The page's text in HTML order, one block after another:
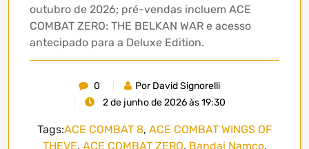
outubro de 2026; pré-vendas incluem ACE
COMBAT ZERO: THE BELKAN WAR e acesso
antecipado para a Deluxe Edition.
0
Por David Signorelli
2 de junho de 2026 às 19:30
Tags:ACE COMBAT 8, ACE COMBAT WINGS OF
THEVE, ACE COMBAT ZERO, Bandai Namco,